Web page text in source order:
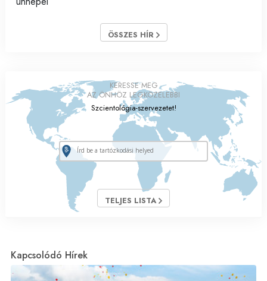
ÖSSZES HÍR
KERESSE MEG
AZ ÖNHÖZ LEGKÖZELEBBI
Szcientológia-szervezetet!
TELJES LISTA
Kapcsolódó Hírek